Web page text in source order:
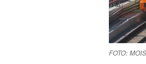
FOTO: